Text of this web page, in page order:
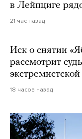
в Лейпциге
21 час назад
Иск о снятии
рассмотрит
18 часов назад